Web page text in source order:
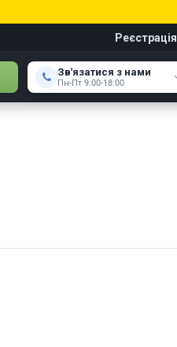
Реєстрація
Зв'язатися з нами
Пн-Пт 9:00-18:00